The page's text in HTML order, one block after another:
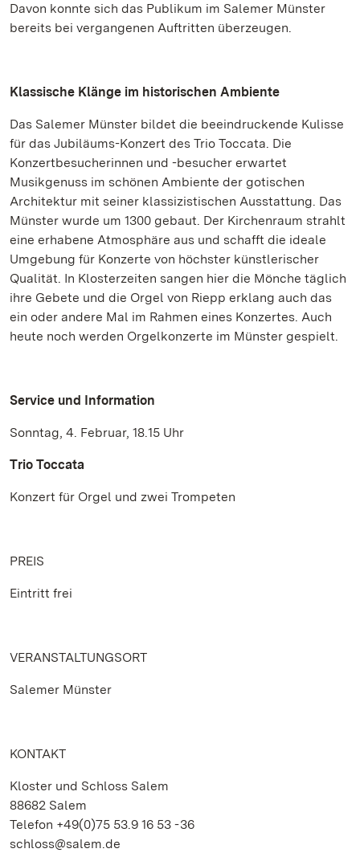
Davon konnte sich das Publikum im Salemer Münster
bereits bei vergangenen Auftritten überzeugen.
Klassische Klänge im historischen Ambiente
Das Salemer Münster bildet die beeindruckende Kulisse
für das Jubiläums-Konzert des Trio Toccata. Die
Konzertbesucherinnen und -besucher erwartet
Musikgenuss im schönen Ambiente der gotischen
Architektur mit seiner klassizistischen Ausstattung. Das
Münster wurde um 1300 gebaut. Der Kirchenraum strahlt
eine erhabene Atmosphäre aus und schafft die ideale
Umgebung für Konzerte von höchster künstlerischer
Qualität. In Klosterzeiten sangen hier die Mönche täglich
ihre Gebete und die Orgel von Riepp erklang auch das
ein oder andere Mal im Rahmen eines Konzertes. Auch
heute noch werden Orgelkonzerte im Münster gespielt.
Service und Information
Sonntag, 4. Februar, 18.15 Uhr
Trio Toccata
Konzert für Orgel und zwei Trompeten
PREIS
Eintritt frei
VERANSTALTUNGSORT
Salemer Münster
KONTAKT
Kloster und Schloss Salem
88682 Salem
Telefon +49(0)75 53.9 16 53 - 36
schloss@salem.de